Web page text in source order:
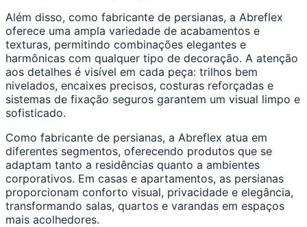
Além disso, como fabricante de persianas, a Abreflex
oferece uma ampla variedade de acabamentos e
texturas, permitindo combinações elegantes e
harmônicas com qualquer tipo de decoração. A atenção
aos detalhes é visível em cada peça: trilhos bem
nivelados, encaixes precisos, costuras reforçadas e
sistemas de fixação seguros garantem um visual limpo e
sofisticado.
Como fabricante de persianas, a Abreflex atua em
diferentes segmentos, oferecendo produtos que se
adaptam tanto a residências quanto a ambientes
corporativos. Em casas e apartamentos, as persianas
proporcionam conforto visual, privacidade e elegância,
transformando salas, quartos e varandas em espaços
mais acolhedores.